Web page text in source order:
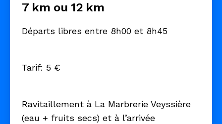
7 km ou 12 km
Départs libres entre 8h00 et 8h45
Tarif: 5 €
Ravitaillement à La Marbrerie Veyssière
(eau + fruits secs) et à l’arrivée